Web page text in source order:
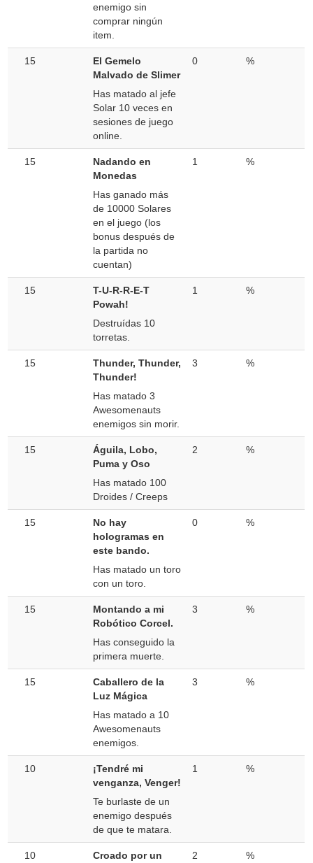
enemigo sin
comprar ningún
item.
15
El Gemelo
Malvado de Slimer
Has matado al jefe
Solar 10 veces en
sesiones de juego
online.
0 %
15
Nadando en
Monedas
Has ganado más
de 10000 Solares
en el juego (los
bonus después de
la partida no
cuentan)
1 %
15
T-U-R-R-E-T
Powah!
Destruídas 10
torretas.
1 %
15
Thunder, Thunder,
Thunder!
Has matado 3
Awesomenauts
enemigos sin morir.
3 %
15
Águila, Lobo,
Puma y Oso
Has matado 100
Droides / Creeps
2 %
15
No hay
hologramas en
este bando.
Has matado un toro
con un toro.
0 %
15
Montando a mi
Robótico Corcel.
Has conseguido la
primera muerte.
3 %
15
Caballero de la
Luz Mágica
Has matado a 10
Awesomenauts
enemigos.
3 %
10
¡Tendré mi
venganza, Venger!
Te burlaste de un
enemigo después
de que te matara.
1 %
10
Croado por un
2 %